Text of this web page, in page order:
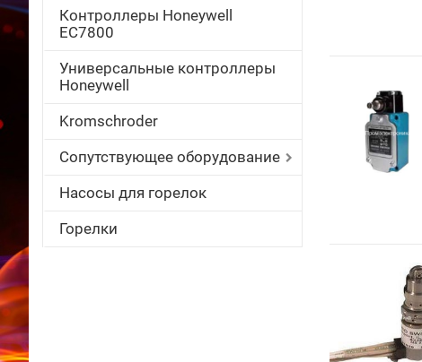
Контроллеры Honeywell
EC7800
Универсальные контроллеры
Honeywell
Kromschroder
Сопутствующее оборудование
Насосы для горелок
Горелки